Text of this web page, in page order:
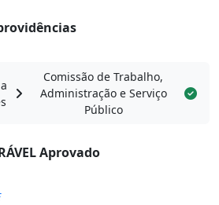
Comissão de Trabalho,
Administração e Serviço
Público
Aprovado